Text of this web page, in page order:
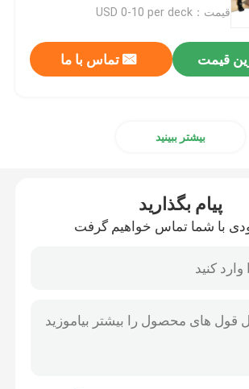
نامرئی نامرئی
قیمت：USD 0-10 per deck
قیمت تماس با ما
بیشتر ببینید
پیام بگذارید
با شما تماس خواهیم گرفت